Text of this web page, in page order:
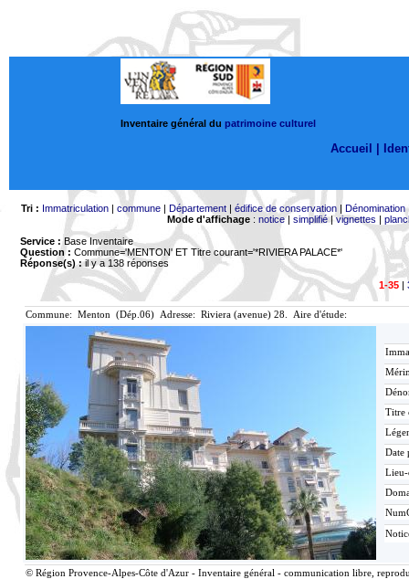
Inventaire général du patrimoine culturel
Accueil |
Tri : Immatriculation| commune| Département| édifice de conservation| Dénomination
Mode d'affichage: notice| simplifié|vignettes |
Service : Base Inventaire
Question : Commune='MENTON' ET Titre courant='*RIVIERA PALACE*'
Réponse(s) :il y a 138 réponses
1-35|
Commune: Menton (Dép.06) Adresse: Riviera (avenue) 28. Aire d'étude:
Titre
Date
© Région Provence-Alpes-Côte d'Azur - Inventaire général - communication libre,